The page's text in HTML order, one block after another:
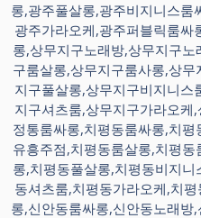
롱,광주풀살롱,광주비지니스
광주가라오케,광주퍼블릭룸
롱,상무지구노래방,상무지구
구룸살롱,상무지구룸사롱,상
지구풀살롱,상무지구비지니스
지구셔츠룸,상무지구가라오케
정통룸싸롱,치평동룸싸롱,치
유흥주점,치평동룸살롱,치평
롱,치평동풀살롱,치평동비지
동셔츠룸,치평동가라오케,치
롱,신안동룸싸롱,신안동노래